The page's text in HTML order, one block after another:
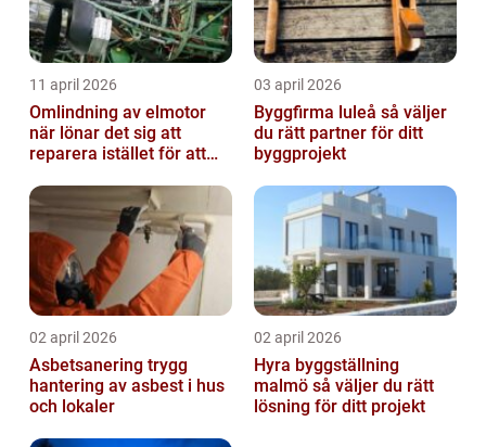
11 april 2026
Omlindning av elmotor
när lönar det sig att
reparera istället för att
03 april 2026
Byggfirma luleå så väljer
du rätt partner för ditt
byggprojekt
02 april 2026
Asbetsanering trygg
hantering av asbest i hus
och lokaler
02 april 2026
Hyra byggställning
malmö så väljer du rätt
lösning för ditt projekt